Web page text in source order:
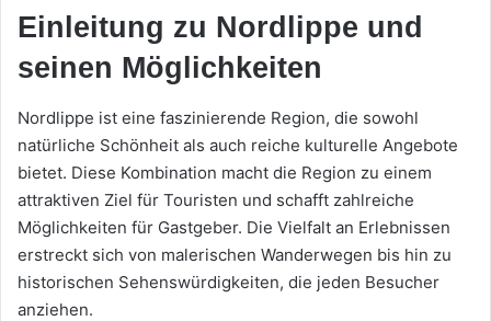
Einleitung zu Nordlippe und
seinen Möglichkeiten
Nordlippe ist eine faszinierende Region, die sowohl
natürliche Schönheit als auch reiche kulturelle Angebote
bietet. Diese Kombination macht die Region zu einem
attraktiven Ziel für Touristen und schafft zahlreiche
Möglichkeiten für Gastgeber. Die Vielfalt an Erlebnissen
erstreckt sich von malerischen Wanderwegen bis hin zu
historischen Sehenswürdigkeiten, die jeden Besucher
anziehen.